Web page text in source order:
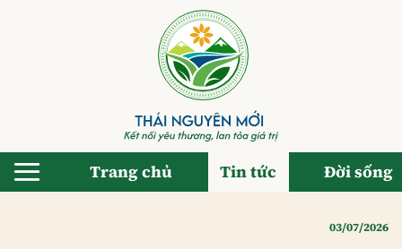
Trang chủ Tin tức Đời sống
03/07/2026